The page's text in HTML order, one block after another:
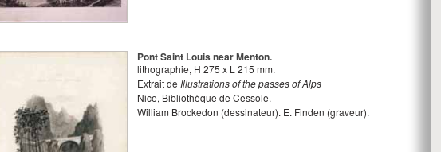
Pont Saint Louis near Menton.
lithographie, H 275 x L 215 mm.
Extrait de Illustrations of the passes of Alps
Nice, Bibliothèque de Cessole.
William Brockedon (dessinateur). E. Finden (graveur).